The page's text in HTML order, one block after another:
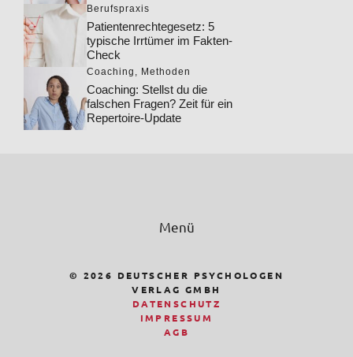
Berufspraxis
Patientenrechtegesetz: 5
typische Irrtümer im Fakten-
Check
Coaching , Methoden
Coaching: Stellst du die
falschen Fragen? Zeit für ein
Repertoire-Update
Menü
© 2026 DEUTSCHER PSYCHOLOGEN
VERLAG GMBH
DATENSCHUTZ
IMPRESSUM
AGB